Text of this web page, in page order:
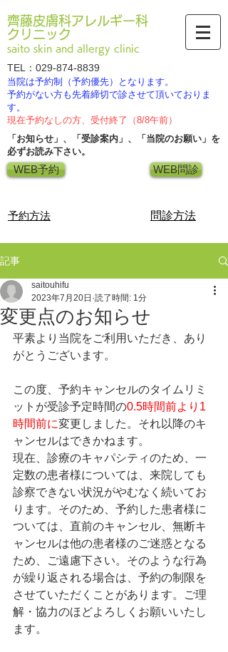
齊藤皮膚科アレルギー科
クリニック
saito skin and allergy clinic
TEL：029-874-8839
当院は予約制（予約優先）となります。
​予約がない方も先着締切で診させて頂いておりま
す。
現在予約なしの方、受付終了（8/8午前）
「お知らせ」、「受診案内」、「当院のお願い」を​
必ずお読み下さい。
WEB予約
​予約方法
WEB問診
​問診方法
記事
変更点のお知らせ
saitouhifu
2023年7月20日 読了時間: 1分
平素より当院をご利用いただき、あり
がとうございます。
この度、予約キャンセルのタイムリミ
ットが受診予定時間の0.5時間前より1
時間前に変更しました。それ以降のキ
ャンセルはできかねます。
現在、診療のキャパシティのため、一
定数の患者様については、来院しても
診察できない状況がやむなく続いてお
ります。そのため、予約した患者様に
ついては、直前のキャンセル、無断キ
ャンセルは他の患者様のご迷惑となる
ため、ご遠慮下さい。そのような行為
が繰り返される場合は、予約の制限を
させていただくことがあります。ご理
解・協力のほどよろしくお願いいたし
ます。